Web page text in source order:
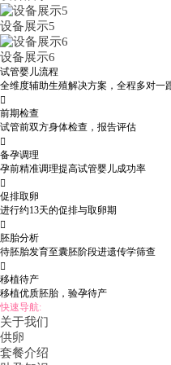
设备展示5
设备展示6
试管婴儿流程
全维度辅助生殖解决方案，全程多对一

前期检查
试管前双方身体检查，报告评估

备孕调理
孕前精准调理提高试管婴儿成功率

促排取卵
进行约13天的促排与取卵期

胚胎分析
待胚胎发育至囊胚阶段进遗传学筛查

移植待产
移植优质胚胎，验孕待产
快速导航:
关于我们
供卵
套餐介绍